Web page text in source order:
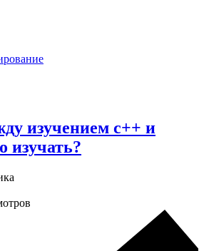
изучением c++ и
изучать?